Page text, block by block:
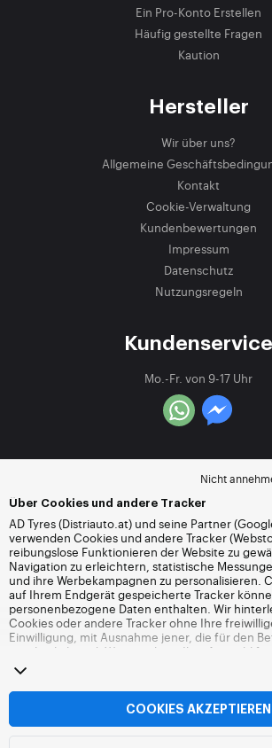
Ein Pro-Konto Erstellen
Häufig gestellte Fragen
Kaution
Hersteller
Wir über uns?
Allgemeine
Kontakt
Cookie-Verwaltung
Kundenbewertungen
Impressum
Datenschutz
Nutzungsregeln
Kundenservice
Mo.-Fr. von 9-17 Uhr
Nicht
Über Cookies und andere Tracker
AD Tyres (Distriauto.at) und seine Partner
verwenden Cookies und andere Tracker
reibungslose Funktionieren der Website zu
Navigation zu erleichtern, statistische
und ihre Werbekampagnen zu personalisieren.
auf Ihrem Endgerät gespeicherte Tracker
personenbezogene Daten enthalten. Wir
Cookies oder andere Tracker ohne Ihre
Einwilligung, mit Ausnahme jener, die für den
unerlässlich sind. Wir speichern Ihre Auswahl
6 Monaten. Sie können Ihre Einwilligung
Sie die Webseite
die Möglichkeit, Ihre Navigation fortzusetzen,
von Cookies oder anderen Trackern zu
hat keinen Einfluss auf Ihren Zugriff zu den
Dienstleistungen Distriauto.at. Weitere
COOKIES AKZEPTIEREN